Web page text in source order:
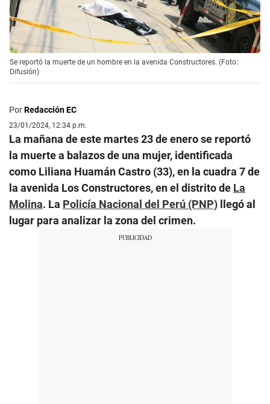
Se reportó la muerte de un hombre en la avenida Constructores. (Foto:
Difusión)
PorRedacción EC
23/01/2024, 12:34 p.m.
La mañana de este martes 23 de enero se reportó
la muerte a balazos de una mujer, identificada
como Liliana Huamán Castro (33), en la cuadra 7 de
la avenida Los Constructores, en el distrito de La
Molina. La Policía Nacional del Perú (PNP) llegó al
lugar para analizar la zona del crimen.